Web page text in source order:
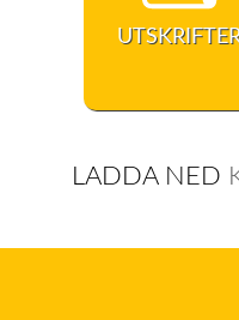
LADDA NED